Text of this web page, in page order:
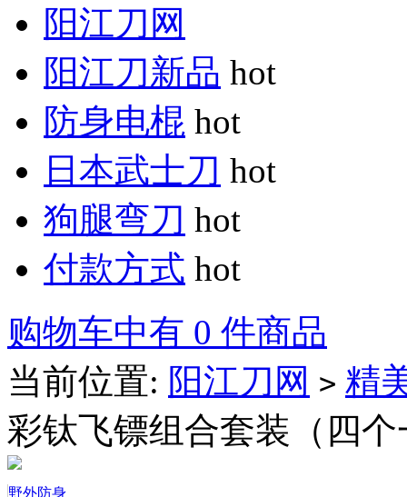
阳江刀网
阳江刀新品 hot
防身电棍 hot
日本武士刀 hot
狗腿弯刀 hot
付款方式 hot
购物车中有 0 件商品
当前位置: 阳江刀网 > 精
彩钛飞镖组合套装（四个
野外防身